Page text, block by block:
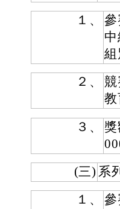
１、
參
組
２、
教
３、
(三) 系
１、
參